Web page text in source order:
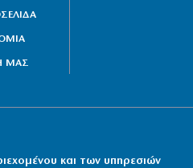
ΜΑΣ
και των υπηρεσιών